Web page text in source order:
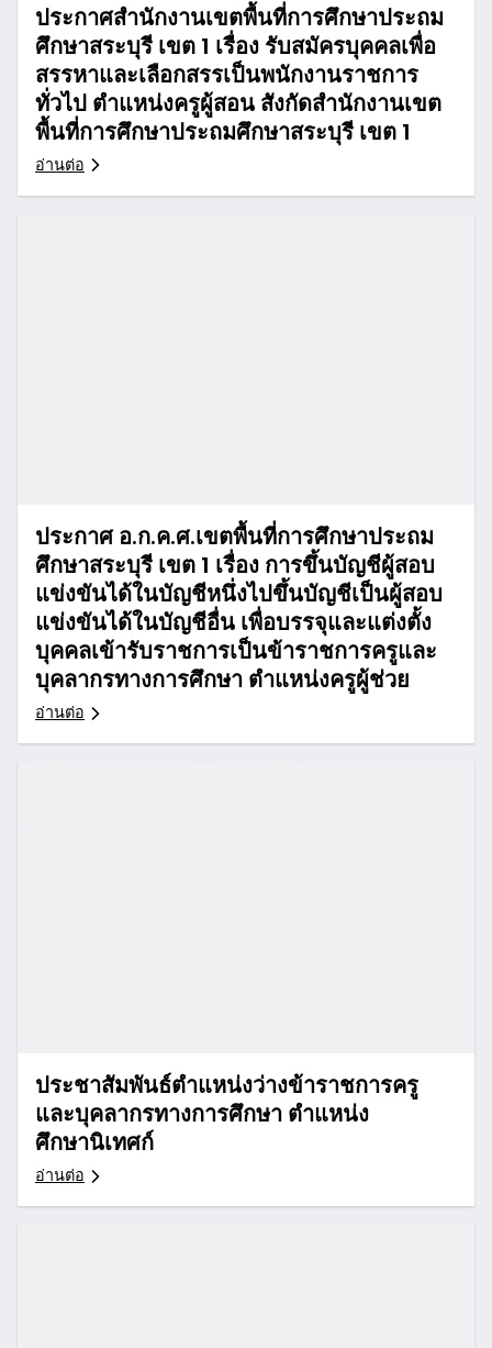
ประกาศสำนักงานเขตพื้นที่การศึกษาประถม
ศึกษาสระบุรี เขต 1 เรื่อง รับสมัครบุคคลเพื่อ
สรรหาและเลือกสรรเป็นพนักงานราชการ
ทั่วไป ตำแหน่งครูผู้สอน สังกัดสำนักงานเขต
พื้นที่การศึกษาประถมศึกษาสระบุรี เขต 1
อ่านต่อ
ประกาศ อ.ก.ค.ศ.เขตพื้นที่การศึกษาประถม
ศึกษาสระบุรี เขต 1 เรื่อง การขึ้นบัญชีผู้สอบ
แข่งขันได้ในบัญชีหนึ่งไปขึ้นบัญชีเป็นผู้สอบ
แข่งขันได้ในบัญชีอื่น เพื่อบรรจุและแต่งตั้ง
บุคคลเข้ารับราชการเป็นข้าราชการครูและ
บุคลากรทางการศึกษา ตำแหน่งครูผู้ช่วย
อ่านต่อ
ประชาสัมพันธ์ตำแหน่งว่างข้าราชการครู
และบุคลากรทางการศึกษา ตำแหน่ง
ศึกษานิเทศก์
อ่านต่อ